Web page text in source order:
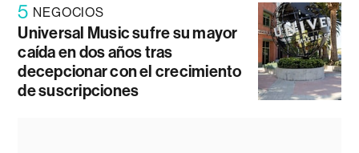
5 NEGOCIOS
Universal Music sufre su mayor
caída en dos años tras
decepcionar con el crecimiento
de suscripciones